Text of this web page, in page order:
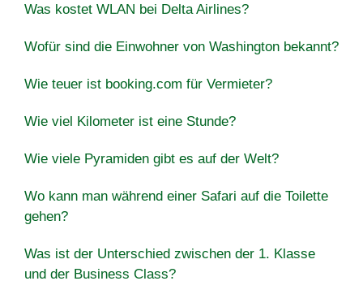
Was kostet WLAN bei Delta Airlines?
Wofür sind die Einwohner von Washington bekannt?
Wie teuer ist booking.com für Vermieter?
Wie viel Kilometer ist eine Stunde?
Wie viele Pyramiden gibt es auf der Welt?
Wo kann man während einer Safari auf die Toilette
gehen?
Was ist der Unterschied zwischen der 1. Klasse
und der Business Class?